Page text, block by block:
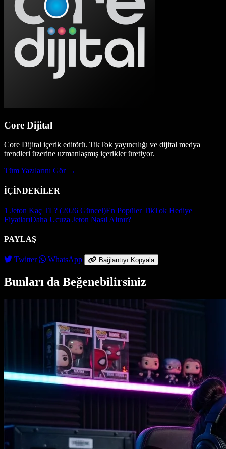
Core Dijital
Core Dijital içerik editörü. TikTok yayıncılığı ve dijital medya
trendleri üzerine uzmanlaşmış içerikler üretiyor.
Tüm Yazılarını Gör →
İÇİNDEKİLER
1 Jeton Kaç TL? (2026 Güncel)En Popüler TikTok Hediye
FiyatlarıDaha Ucuza Jeton Nasıl Alınır?
PAYLAŞ
Twitter WhatsApp Bağlantıyı Kopyala
Bunları da Beğenebilirsiniz